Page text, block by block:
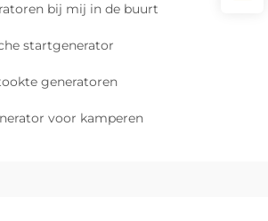
bij mij in de buurt
startgenerator
generatoren
voor kamperen